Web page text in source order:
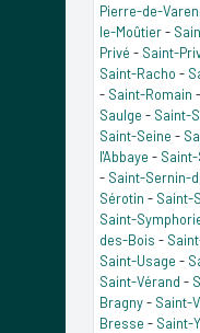
Pierre-de-
le-Moûtier-
Privé - Saint-
Saint-Racho -
- Saint-Romain -
Saulge - Saint-
Saint-Seine -
l'Abbaye -
- Saint-Sernin-
Sérotin - Saint-
Saint-
des-Bois -
Saint-Usage -
Saint-Vérand -
Bragny- Saint-
Bresse - Saint-